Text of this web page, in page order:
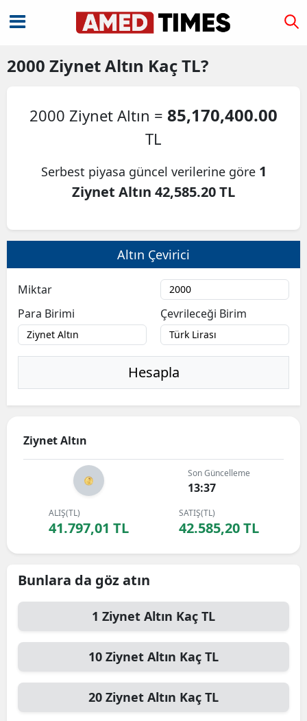
2000 Ziynet Altın Kaç TL?
2000 Ziynet Altın = 85,170,400.00
TL
Serbest piyasa güncel verilerine göre 1
Ziynet Altın 42,585.20 TL
Altın Çevirici
Miktar
Para Birimi
Çevrileceği Birim
Hesapla
Ziynet Altın
Son Güncelleme
13:37
ALIŞ(TL)
41.797,01 TL
SATIŞ(TL)
42.585,20 TL
Bunlara da göz atın
1 Ziynet Altın Kaç TL
10 Ziynet Altın Kaç TL
20 Ziynet Altın Kaç TL